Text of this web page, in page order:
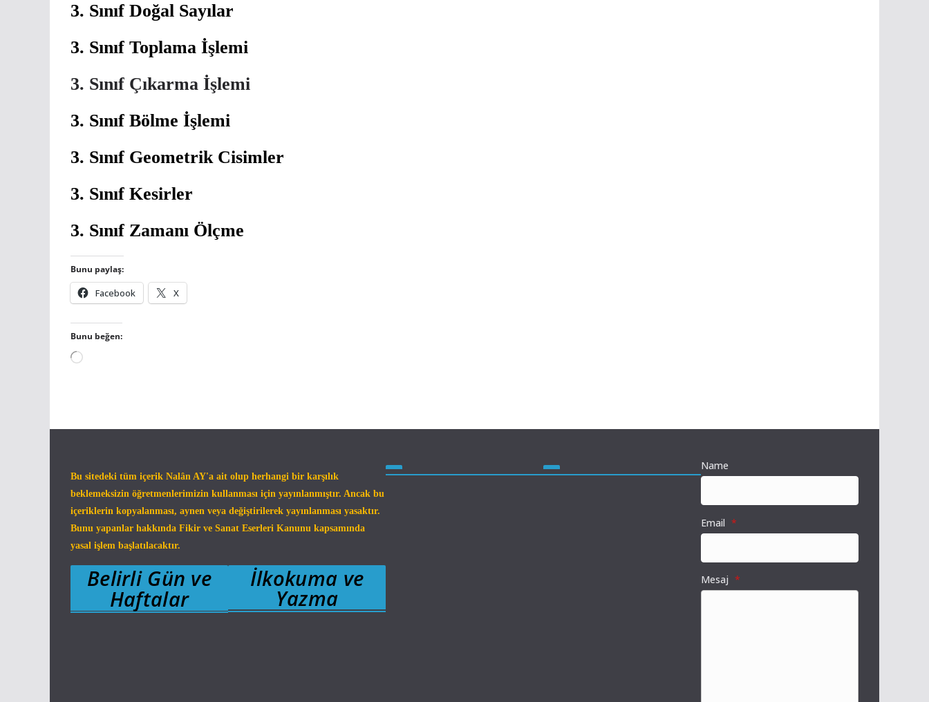
3. Sınıf Doğal Sayılar
3. Sınıf Toplama İşlemi
3. Sınıf Çıkarma İşlemi
3. Sınıf Bölme İşlemi
3. Sınıf Geometrik Cisimler
3. Sınıf Kesirler
3. Sınıf Zamanı Ölçme
Bunu paylaş:
Facebook X
Bunu beğen:
Yükleniyor...
Bu sitedeki tüm içerik Nalân AY'a ait olup herhangi bir karşılık
beklemeksizin öğretmenlerimizin kullanması için yayınlanmıştır. Ancak bu
içeriklerin kopyalanması, aynen veya değiştirilerek yayınlanması yasaktır.
Bunu yapanlar hakkında Fikir ve Sanat Eserleri Kanunu kapsamında
yasal işlem başlatılacaktır.
Belirli Gün ve
Haftalar
İlkokuma ve
Yazma
Name
Email *
Mesaj *